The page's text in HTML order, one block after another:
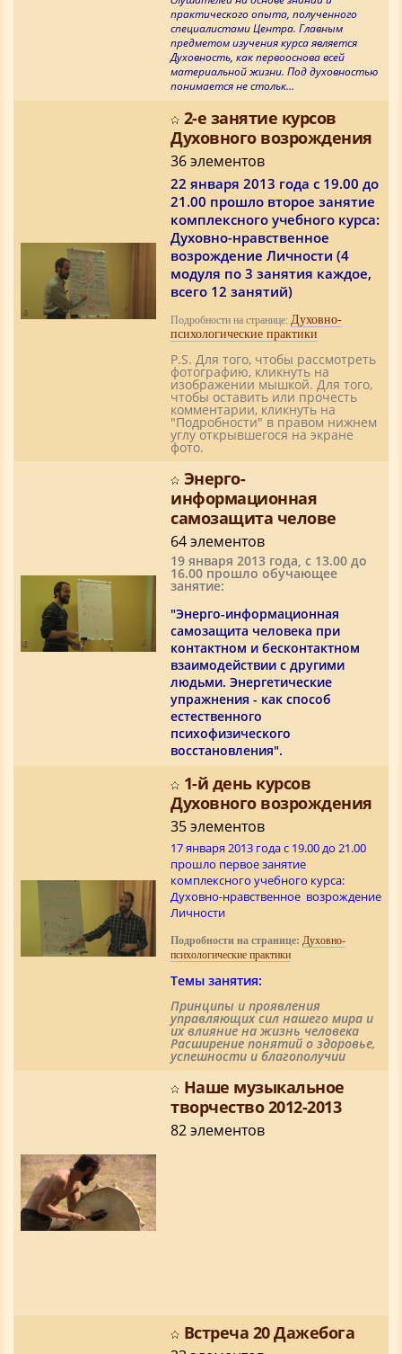
практического опыта, полученного
специалистами Центра. Главным
предметом изучения курса является
Духовность, как первооснова всей
материальной жизни. Под духовностью
понимается не стольк…
2-е занятие курсов
Духовного возрождения
36 элементов
22 января 2013 года c 19.00 до
21.00 прошло второе занятие
комплексного учебного курса:
Духовно-нравственное
возрождение Личности (4
модуля по 3 занятия каждое,
всего 12 занятий)
Подробности на странице: Духовно-
психологические практики
P.S. Для того, чтобы рассмотреть
фотографию, кликнуть на
изображении мышкой. Для того,
чтобы оставить или прочесть
комментарии, кликнуть на
"Подробности" в правом нижнем
углу открывшегося на экране
фото.
Энерго-
информационная
самозащита челове
64 элементов
19 января 2013 года, с 13.00 до
16.00 прошло обучающее
занятие:
"Энерго-информационная
самозащита человека при
контактном и бесконтактном
взаимодействии с другими
людьми. Энергетические
упражнения - как способ
естественного
психофизического
восстановления".
1-й день курсов
Духовного возрождения
35 элементов
17 января 2013 года c 19.00 до 21.00
прошло первое занятие
комплексного учебного курса:
Духовно-нравственное возрождение
Личности
Подробности на странице: Духовно-
психологические практики
Темы занятия:
Принципы и проявления
управляющих сил нашего мира и
их влияние на жизнь человека
Расширение понятий о здоровье,
успешности и благополучии
Наше музыкальное
творчество 2012-2013
82 элементов
Встреча 20 Дажебога